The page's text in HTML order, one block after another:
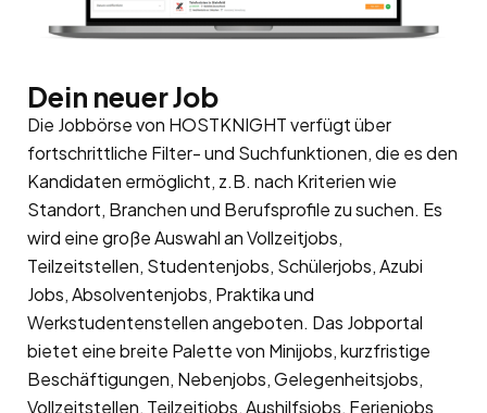
Dein neuer Job
Die Jobbörse von HOSTKNIGHT verfügt über
fortschrittliche Filter- und Suchfunktionen, die es den
Kandidaten ermöglicht, z.B. nach Kriterien wie
Standort, Branchen und Berufsprofile zu suchen. Es
wird eine große Auswahl an Vollzeitjobs,
Teilzeitstellen, Studentenjobs, Schülerjobs, Azubi
Jobs, Absolventenjobs, Praktika und
Werkstudentenstellen angeboten. Das Jobportal
bietet eine breite Palette von Minijobs, kurzfristige
Beschäftigungen, Nebenjobs, Gelegenheitsjobs,
Vollzeitstellen, Teilzeitjobs, Aushilfsjobs, Ferienjobs